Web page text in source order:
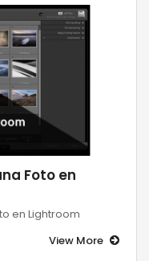
Foto en
en Lightroom
View More